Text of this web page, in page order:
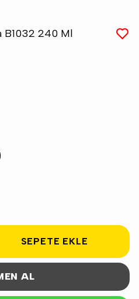
B1032 240 Ml
SEPETE EKLE
AL